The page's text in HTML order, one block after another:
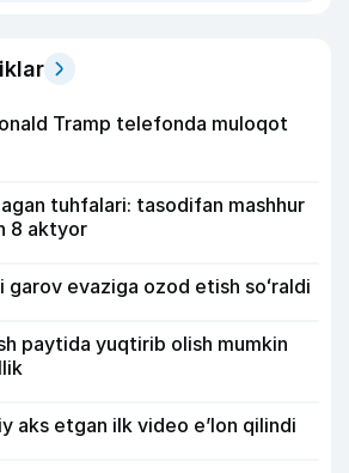
Tramp telefonda muloqot
tuhfalari: tasodifan mashhur
8 aktyor
evaziga ozod etish soʻraldi
paytida yuqtirib olish mumkin
aks etgan ilk video e’lon qilindi